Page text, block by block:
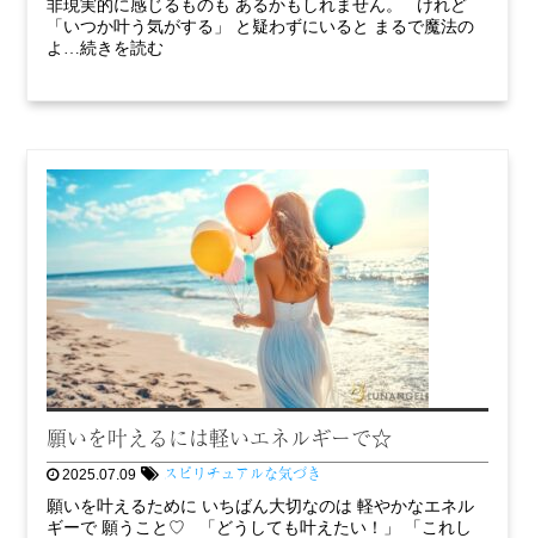
非現実的に感じるものも あるかもしれません。 けれど
「いつか叶う気がする」 と疑わずにいると まるで魔法の
よ…続きを読む
願いを叶えるには軽いエネルギーで☆
2025.07.09 スピリチュアルな気づき
願いを叶えるために いちばん大切なのは 軽やかなエネル
ギーで 願うこと♡ 「どうしても叶えたい！」 「これし